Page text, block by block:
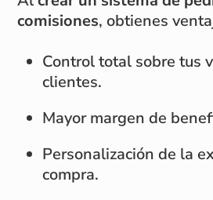
comisiones, obtienes
Control total sobre tus
clientes.
Mayor margen de
Personalización de la
compra.